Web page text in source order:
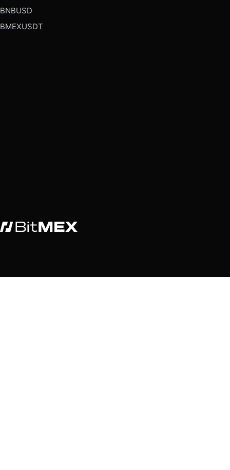
BNBUSD
BMEXUSDT